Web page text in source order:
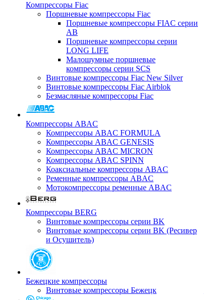
Компрессоры Fiac
Поршневые компрессоры Fiac
Поршневые компрессоры FIAC серии
AB
Поршневые компрессоры серии
LONG LIFE
Малошумные поршневые
компрессоры серии SCS
Винтовые компрессоры Fiac New Silver
Винтовые компрессоры Fiac Airblok
Безмасляные компрессоры Fiac
Компрессоры ABAC
Компрессоры ABAC FORMULA
Компрессоры ABAC GENESIS
Компрессоры ABAC MICRON
Компрессоры ABAC SPINN
Коаксиальные компрессоры ABAC
Ременные компрессоры ABAC
Мотокомпрессоры ременные ABAC
Компрессоры BERG
Винтовые компрессоры серии BK
Винтовые компрессоры серии BK (Ресивер
и Осушитель)
Бежецкие компрессоры
Винтовые компрессоры Бежецк